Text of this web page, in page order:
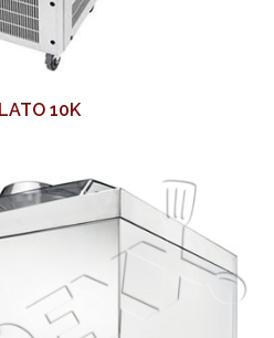
10K